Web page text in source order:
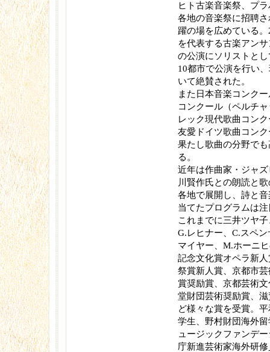
ヒト古楽音楽祭、プ
各地の音楽祭に招聘
躍の場を広めている
を代表する古楽アン
の公演にソリストと
10都市で公演を行い
いて絶賛された。
また日本音楽コンク
コンクール（ペルチ
レック現代歌曲コン
友愛ドイツ歌曲コン
果たし歌曲の分野で
る。
近年は作曲家・ジャ
川賢作氏との朗読と
各地で展開し、詩と
当てたプログラムは
これまでに三井ツヤ
G.レヒナー、C.スペ
マイヤー、M.ホーニ
記念文化賞オペラ新
祭賞新人賞、京都市
賞奨励賞、京都芸術
堂財団芸術奨励賞、
ど様々な賞を受賞。
学生、野村財団海外
ュージックファンデ
庁新進芸術家海外研